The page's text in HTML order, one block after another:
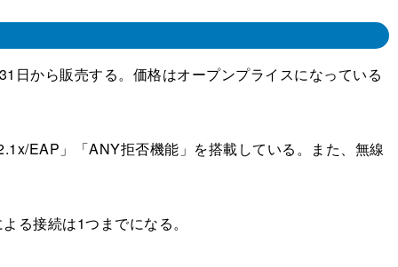
から販売する。価格はオープンプライスになっている
EAP」「ANY拒否機能」を搭載している。また、無線
る接続は1つまでになる。